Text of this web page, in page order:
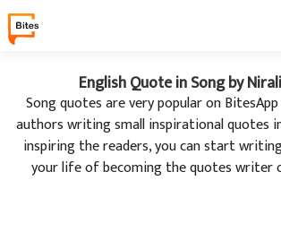
English Quote in Song by
Song quotes are very popular on
authors writing small inspirational quotes
inspiring the readers, you can start
your life of becoming the quotes writer